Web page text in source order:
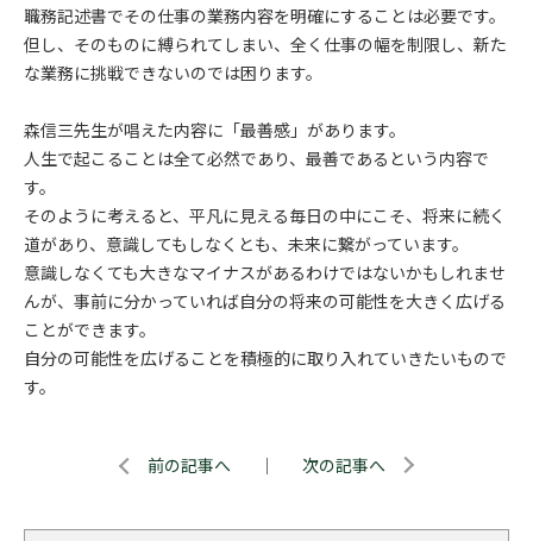
職務記述書でその仕事の業務内容を明確にすることは必要です。
但し、そのものに縛られてしまい、全く仕事の幅を制限し、新た
な業務に挑戦できないのでは困ります。
森信三先生が唱えた内容に「最善感」があります。
人生で起こることは全て必然であり、最善であるという内容で
す。
そのように考えると、平凡に見える毎日の中にこそ、将来に続く
道があり、意識してもしなくとも、未来に繋がっています。
意識しなくても大きなマイナスがあるわけではないかもしれませ
んが、事前に分かっていれば自分の将来の可能性を大きく広げる
ことができます。
自分の可能性を広げることを積極的に取り入れていきたいもので
す。
前の記事へ ｜ 次の記事へ